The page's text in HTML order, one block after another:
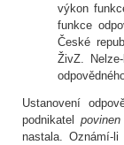
výkon
funkce
České
ŽivZ.
Ustanovení
podnikatel
nastala. Oznámí-